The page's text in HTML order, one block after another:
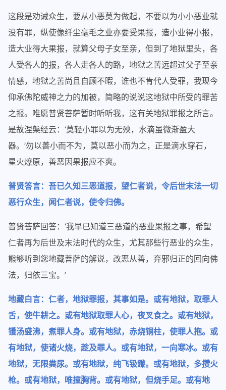
这段是劝诫众生，要从小恶莫为做起，不要以为小小恶业就
没有罪，纵使像纤尘毫毛之业亦要受果报，造小业得小报，
造大业得大果报，就算父母子女至亲，但到了地狱里头，各
人受各人的报，各人走各人的路，地狱之苦远超过父子至亲
情感，地狱之苦尚且自顾不暇，谁也不肯代人受罪，我现今
仰承佛陀威神之力的加被，简略的说说这地狱中所受的罪苦
之报。唯愿普贤菩萨暂时听听我，这有关地狱罪报之所言。
是故涅槃经云：‘莫轻小罪以为无殃，水滴虽微渐盈大
器。’勿以善小而不为，莫以恶小而为之，正是滴水穿石，
星火燎原，善恶因果报应不爽。
普贤答言：吾已久知三恶道报，望仁者说，令后世末法一切
恶行众生，闻仁者说，使令归佛。
普贤菩萨回答：‘我早已知道三恶道的恶业果报之事，希望
仁者再为后世及末法时代的众生，尤其那些行恶业的众生，
熊够听到您地藏菩萨的解说，改恶从善，弃邪归正的回向佛
法，归依三宝。’
地藏白言：仁者，地狱罪报，其事如是。或有地狱，取罪人
舌，使牛耕之。或有地狱取罪人心，夜叉食之。或有地狱，
镬汤盛沸，煮罪人身。或有地狱，赤烧铜柱，使罪人抱。或
有地狱，使诸火烧，趁及罪人。或有地狱，一向寒冰。或有
地狱，无限粪尿。或有地狱，纯飞钑鑗。或有地狱，多攒火
枪。或有地狱，唯撞胸背。或有地狱，但烧手足。或有地